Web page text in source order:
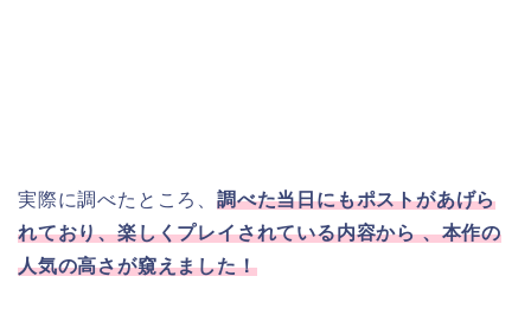
実際に調べたところ、 調べた当日にもポストがあげら
れており、楽しくプレイされている内容から 、本作の
人気の高さが窺えました！